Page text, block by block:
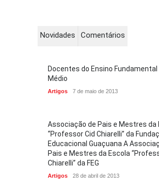
Novidades Comentários
Docentes do Ensino Fundamental
Médio
Artigos 7 de maio de 2013
Associação de Pais e Mestres da
“Professor Cid Chiarelli” da
Educacional Guaçuana A
Pais e Mestres da Escola
Chiarelli” da FEG
Artigos 28 de abril de 2013